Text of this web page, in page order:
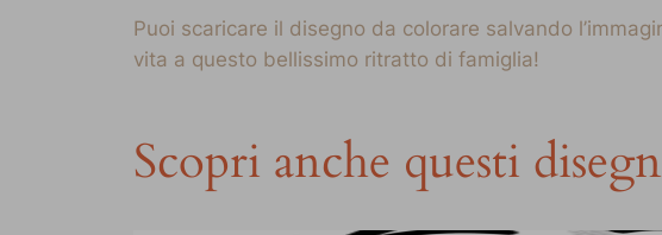
Puoi scaricare il disegno da colorare salvando
vita a questo bellissimo ritratto di famiglia!
Scopri anche questi